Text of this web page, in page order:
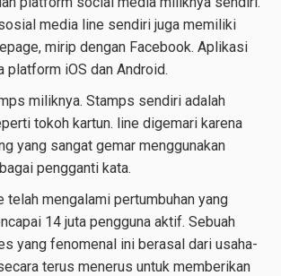
media line sendiri juga memiliki
mirip dengan Facebook. Aplikasi
platform iOS dan Android.
miliknya. Stamps sendiri adalah
tokoh kartun. line digemari karena
yang sangat gemar menggunakan
pengganti kata.
telah mengalami pertumbuhan yang
14 juta pengguna aktif. Sebuah
yang fenomenal ini berasal dari usaha-
terus menerus untuk memberikan